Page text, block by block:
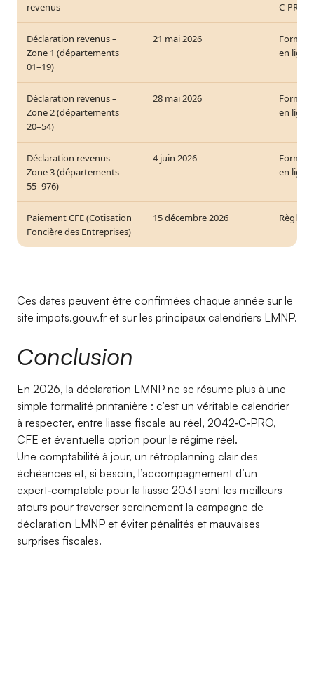
revenus
C-PRO
Déclaration revenus –
Zone 1 (départements
01–19)
21 mai 2026
en ligne
Déclaration revenus –
Zone 2 (départements
20–54)
28 mai 2026
en ligne
Déclaration revenus –
Zone 3 (départements
55–976)
4 juin 2026
en ligne
Paiement CFE (Cotisation
Foncière des Entreprises)
15 décembre 2026
Ces dates peuvent être confirmées chaque année sur le
site impots.gouv.fr et sur les principaux calendriers LMNP.
Conclusion
En 2026, la déclaration LMNP ne se résume plus à une
simple formalité printanière : c’est un véritable calendrier
à respecter, entre liasse fiscale au réel, 2042‑C‑PRO,
CFE et éventuelle option pour le régime réel.
Une comptabilité à jour, un rétroplanning clair des
échéances et, si besoin, l’accompagnement d’un
expert‑comptable pour la liasse 2031 sont les meilleurs
atouts pour traverser sereinement la campagne de
déclaration LMNP et éviter pénalités et mauvaises
surprises fiscales.